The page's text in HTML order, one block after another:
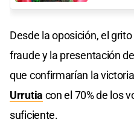
Desde la oposición, el
fraude y la presentación
que confirmarían la
Urrutia con el 70% de los
suficiente.